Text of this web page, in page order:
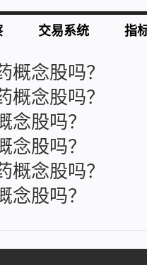
交易系统 指
概念股吗？
概念股吗？
念股吗？
念股吗？
概念股吗？
念股吗？